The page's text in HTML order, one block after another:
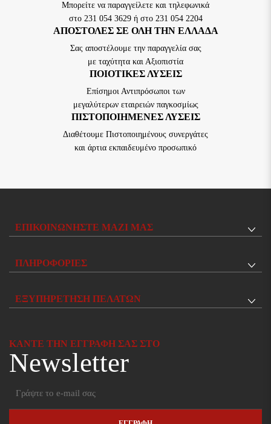
Μπορείτε να παραγγείλετε και τηλεφωνικά
στο 231 054 3629 ή στο 231 054 2204
ΑΠΟΣΤΟΛΕΣ ΣΕ ΟΛΗ ΤΗΝ ΕΛΛΑΔΑ
Σας αποστέλουμε την παραγγελία σας
με ταχύτητα και Αξιοπιστία
ΠΟΙΟΤΙΚΈΣ ΛΎΣΕΙΣ
Επίσημοι Αντιπρόσωποι των
μεγαλύτερων εταιρειών παγκοσμίως
ΠΙΣΤΟΠΟΙΗΜΈΝΕΣ ΛΎΣΕΙΣ
Διαθέτουμε Πιστοποιημένους συνεργάτες
και άρτια εκπαιδευμένο προσωπικό
ΕΠΙΚΟΙΝΩΝΉΣΤΕ ΜΑΖΊ ΜΑΣ
ΠΛΗΡΟΦΟΡΊΕΣ
ΕΞΥΠΗΡΈΤΗΣΗ ΠΕΛΑΤΏΝ
ΚΆΝΤΕ ΤΗΝ ΕΓΓΡΑΦΉ ΣΑΣ ΣΤΟ
Newsletter